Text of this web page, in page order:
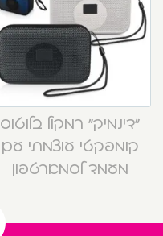
“דינמיק” רמקול בלוטוס
קומפקטי עוצמתי עם
מעמד לסמארטפון